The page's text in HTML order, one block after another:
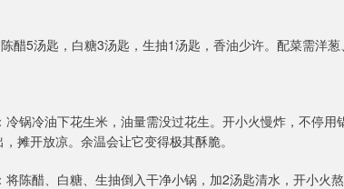
醋5汤匙，白糖3汤匙，生抽1汤匙，香油少许。配菜需洋葱
冷锅冷油下花生米，油量需没过花生。开小火慢炸，不停
摊开放凉。余温会让它变得极其酥脆。
将陈醋、白糖、生抽倒入干净小锅，加2汤匙清水，开小火